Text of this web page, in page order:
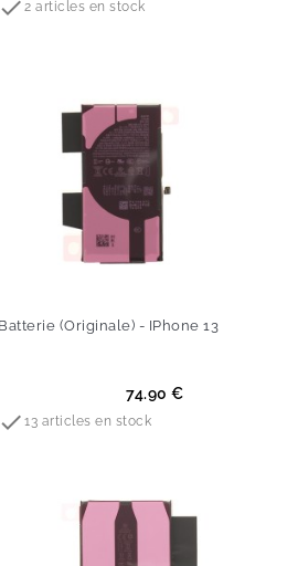
 2 articles en stock
Batterie (Originale) - IPhone 13
74.90 €
 13 articles en stock